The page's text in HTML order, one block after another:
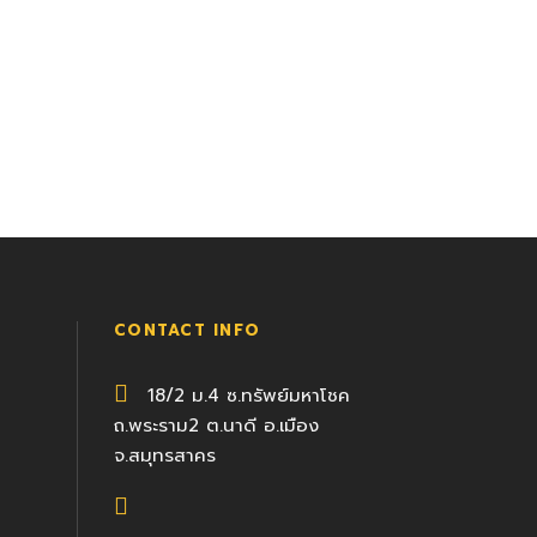
CONTACT INFO
18/2 ม.4 ซ.ทรัพย์มหาโชค
ถ.พระราม2 ต.นาดี อ.เมือง
จ.สมุทรสาคร